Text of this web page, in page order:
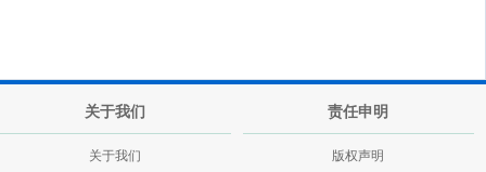
关于我们
关于我们
责任申明
版权声明